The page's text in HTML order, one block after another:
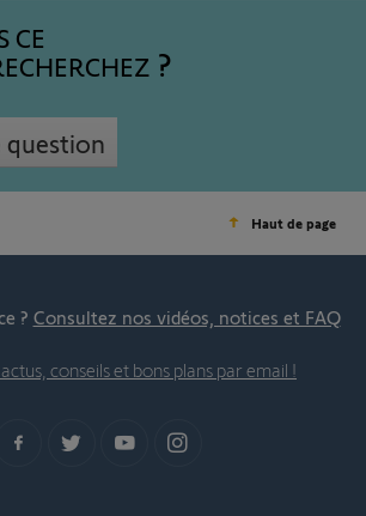
CE
question
Haut de page
? Consultez nos vidéos, notices et FAQ
conseils et bons plans par email !